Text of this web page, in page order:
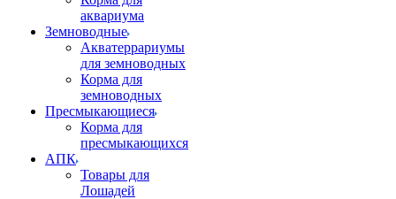
аквариума
Земноводные
Акватеррариумы
для земноводных
Корма для
земноводных
Пресмыкающиеся
Корма для
пресмыкающихся
АПК
Товары для
Лошадей